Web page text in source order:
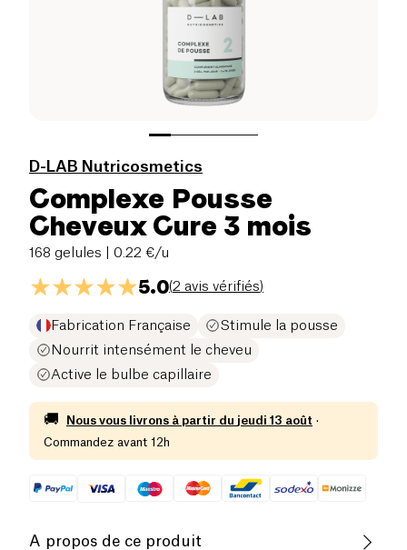
D-LAB Nutricosmetics
Complexe Pousse
Cheveux Cure 3 mois
168 gelules | 0.22 €/u
5.0(2 avis vérifiés)
Fabrication Française
Stimule la pousse
Nourrit intensément le cheveu
Active le bulbe capillaire
🚚 Nous vous livrons à partir du jeudi 13 août ·
Commandez avant 12h
A propos de ce produit